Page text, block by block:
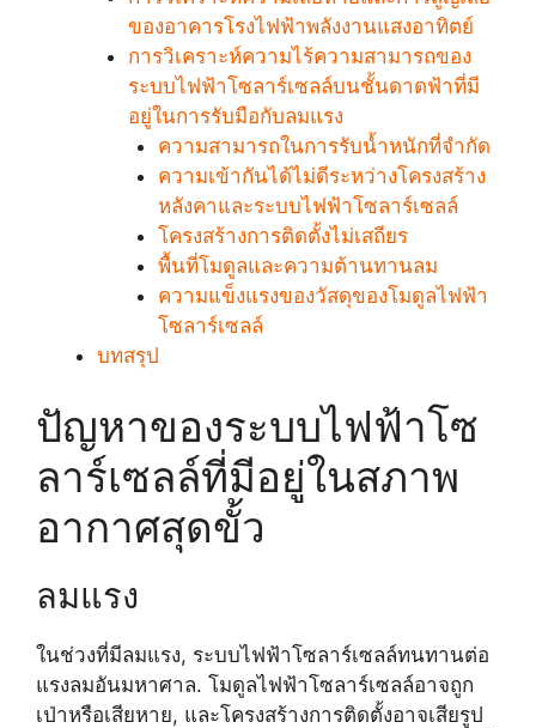
ของอาคารโรงไฟฟ้าพลังงานแสงอาทิตย์
การวิเคราะห์ความไร้ความสามารถของ
ระบบไฟฟ้าโซลาร์เซลล์บนชั้นดาดฟ้าที่มี
อยู่ในการรับมือกับลมแรง
ความสามารถในการรับน้ำหนักที่จำกัด
ความเข้ากันได้ไม่ดีระหว่างโครงสร้าง
หลังคาและระบบไฟฟ้าโซลาร์เซลล์
โครงสร้างการติดตั้งไม่เสถียร
พื้นที่โมดูลและความต้านทานลม
ความแข็งแรงของวัสดุของโมดูลไฟฟ้า
โซลาร์เซลล์
บทสรุป
ปัญหาของระบบไฟฟ้าโซ
ลาร์เซลล์ที่มีอยู่ในสภาพ
อากาศสุดขั้ว
ลมแรง
ในช่วงที่มีลมแรง, ระบบไฟฟ้าโซลาร์เซลล์ทนทานต่อ
แรงลมอันมหาศาล. โมดูลไฟฟ้าโซลาร์เซลล์อาจถูก
เป่าหรือเสียหาย, และโครงสร้างการติดตั้งอาจเสียรูป